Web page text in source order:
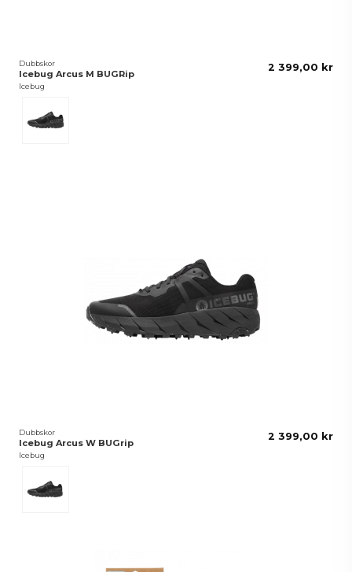
Dubbskor
Icebug Arcus M BUGRip
Icebug
2 399,00 kr
Dubbskor
Icebug Arcus W BUGrip
Icebug
2 399,00 kr